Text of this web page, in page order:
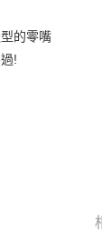
品之後才付款」的
的零嘴
!